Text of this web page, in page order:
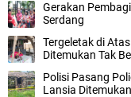
Gerakan
Serdang
Tergeletak di
Ditemukan Tak
Polisi Pasang
Lansia